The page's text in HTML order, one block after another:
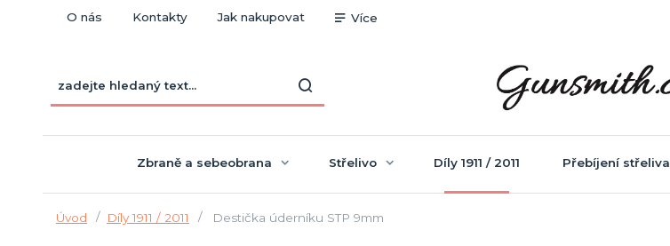
O nás Kontakty Jak nakupovat Více
Zbraně a sebeobrana Střelivo Díly 1911 / 2011 Přebíjení střeliva
Úvod Díly 1911 / 2011 Destička úderníku STP 9mm